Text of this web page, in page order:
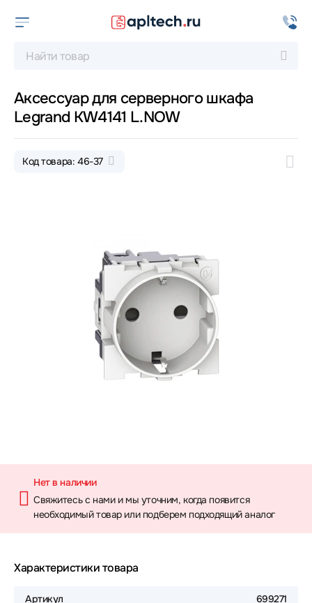
Аксессуар для серверного шкафа
Legrand KW4141 L.NOW
Код товара: 46-37
Нет в наличии
Свяжитесь с нами и мы уточним, когда появится
необходимый товар или подберем подходящий аналог
Характеристики товара
Артикул 699271